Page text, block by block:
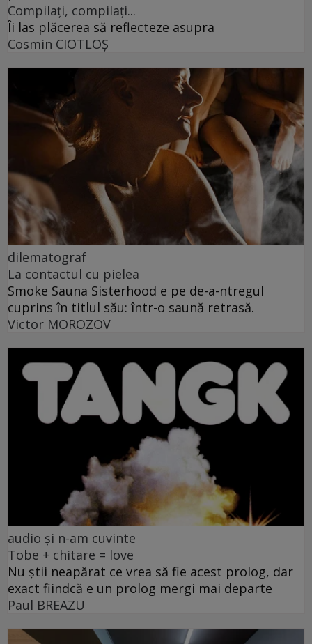
Compilați, compilați...
Îi las plăcerea să reflecteze asupra
Cosmin CIOTLOŞ
dilematograf
La contactul cu pielea
Smoke Sauna Sisterhood e pe de-a-ntregul
cuprins în titlul său: într-o saună retrasă.
Victor MOROZOV
audio și n-am cuvinte
Tobe + chitare = love
Nu știi neapărat ce vrea să fie acest prolog, dar
exact fiindcă e un prolog mergi mai departe
Paul BREAZU